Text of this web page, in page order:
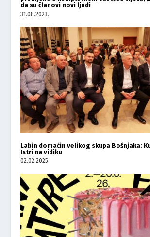
da su članovi novi ljudi
31.08.2023.
Labin domaćin velikog skupa Bošnjaka:
Istri na vidiku
02.02.2025.